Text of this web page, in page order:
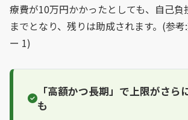
療費が10万円かかったとしても、自己負
までとなり、残りは助成されます。(参
ー 1)
「高額かつ長期」で上限がさら
も